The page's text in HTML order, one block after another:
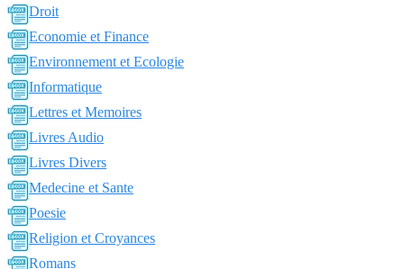
Droit
Economie et Finance
Environnement et Ecologie
Informatique
Lettres et Memoires
Livres Audio
Livres Divers
Medecine et Sante
Poesie
Religion et Croyances
Romans